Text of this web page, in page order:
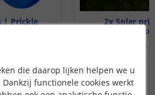
| Prickle
,90 32,95
2x Solar
50 cm
OP VOORRAAD
die daarop lijken helpen we u
functionele cookies werkt